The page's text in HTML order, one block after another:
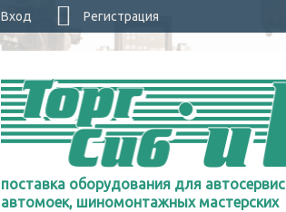
поставка оборудования для
автомоек, шиномонтажных мастерских
Вход Регистрация